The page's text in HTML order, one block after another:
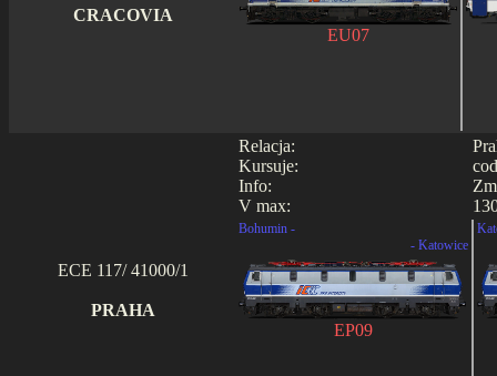
CRACOVIA
EU07
Relacja:
Kursuje:
Info:
V max:
ECE 117/ 41000/1
PRAHA
Bohumin -
- Katowice
EP09